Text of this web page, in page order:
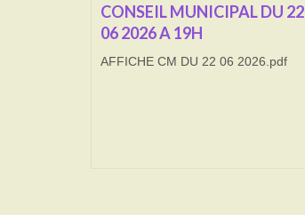
CONSEIL MUNICIPAL DU 22
06 2026 A 19H
AFFICHE CM DU 22 06 2026.pdf